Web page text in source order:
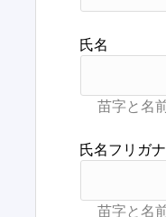
氏名
氏名フリガナ